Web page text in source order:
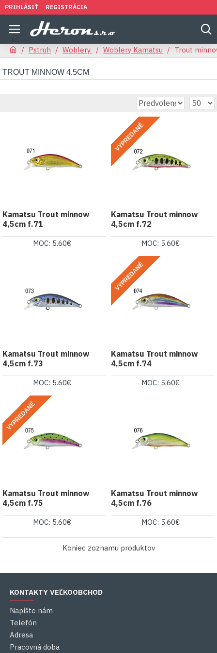
PRIHLÁSIŤ REGISTRÁCIA
Pstruh Woblery. Woblery Kamatsu Trout
TROUT MINNOW 4.5CM
Kamatsu Trout minnow
4,5cm f.71
MOC: 5.60€
VYPREDANÉ
Kamatsu Trout minnow
4,5cm f.72
MOC: 5.60€
Kamatsu Trout minnow
4,5cm f.73
MOC: 5.60€
VYPREDANÉ
Kamatsu Trout minnow
4,5cm f.74
MOC: 5.60€
VYPREDANÉ
Kamatsu Trout minnow
4,5cm f.75
MOC: 5.60€
Kamatsu Trout minnow
4,5cm f.76
MOC: 5.60€
Koniec zoznamu produktov
KONTAKTY VEĽKOOBCHOD
Napíšte nám
Telefón
Adresa
Pracovná doba